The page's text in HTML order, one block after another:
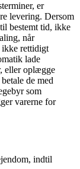
er
levering. Dersom
bestemt tid, ikke
når
ikke rettidigt
lade
eller oplægge
de med
som
varerne for
indtil